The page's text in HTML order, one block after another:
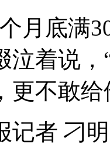
底满30
泣着说
更不敢
者 刁明